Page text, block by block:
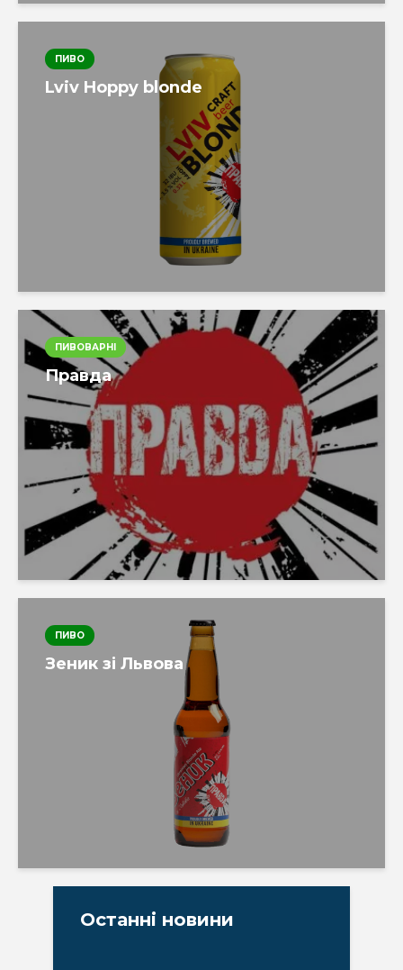
ПИВО
Lviv Hoppy blonde
ПИВОВАРНІ
Правда
ПИВО
Зеник зі Львова
Останні новини